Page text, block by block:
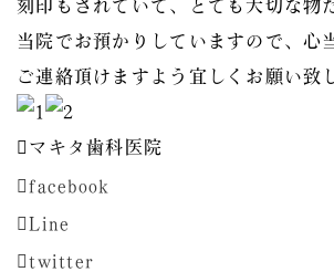
刻印もされていて、とても大切な物
当院でお預かりしていますので、心
ご連絡頂けますよう宜しくお願い致
マキタ歯科医院
facebook
Line
twitter